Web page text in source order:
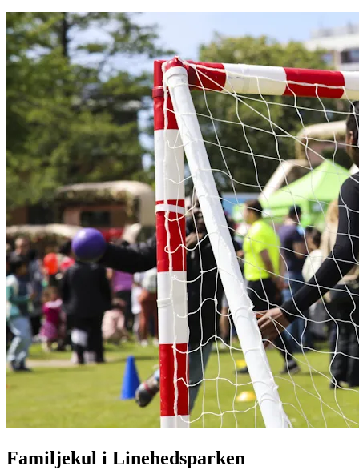
Familjekul i Linehedsparken